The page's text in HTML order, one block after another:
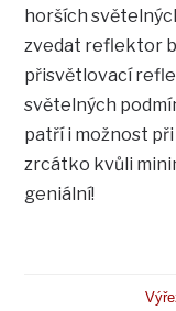
horších
zvedat reflektor
přisvětlovací
světelných
patří i možnost
zrcátko kvůli
geniální!